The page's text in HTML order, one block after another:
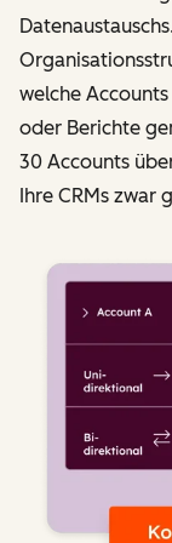
welche
oder Berichte
30 Accounts
Ihre CRMs zwar